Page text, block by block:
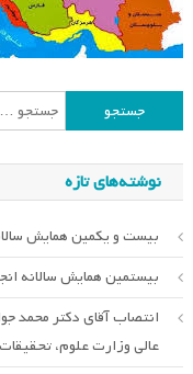
جستجو
برای:
نوشته‌های تازه
بیست و یکمین همایش
بیستمین همایش سالانه
انتصاب آقای دکتر محمد
عالی وزارت علوم،